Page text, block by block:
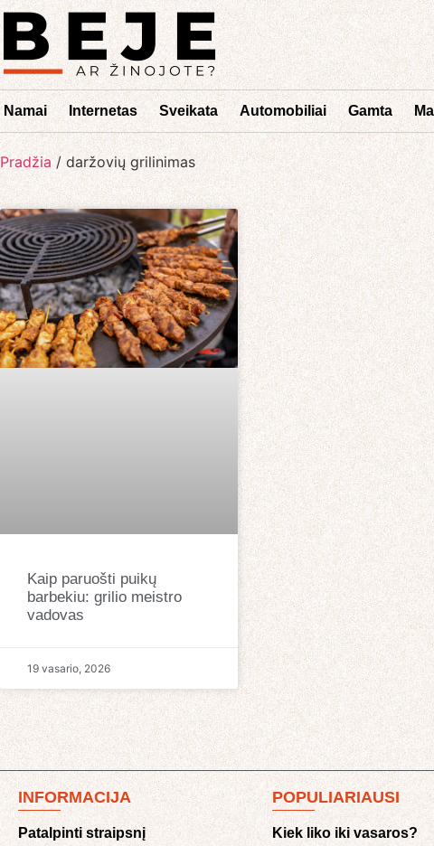
Namai Internetas Sveikata Automobiliai Gamta
Pradžia / daržovių grilinimas
Kaip paruošti puikų
barbekiu: grilio meistro
vadovas
19 vasario, 2026
INFORMACIJA
Patalpinti straipsnį
POPULIARIAUSI
Kiek liko iki vasaros?